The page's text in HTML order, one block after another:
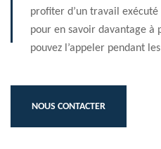
profiter d’un travail exécuté
pour en savoir davantage à
pouvez l’appeler pendant
NOUS CONTACTER